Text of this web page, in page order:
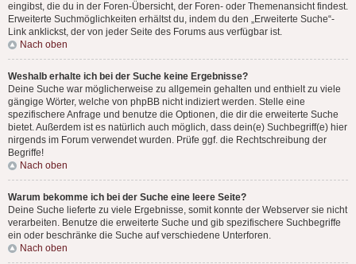
eingibst, die du in der Foren-Übersicht, der Foren- oder Themenansicht findest.
Erweiterte Suchmöglichkeiten erhältst du, indem du den „Erweiterte Suche“-
Link anklickst, der von jeder Seite des Forums aus verfügbar ist.
Nach oben
Weshalb erhalte ich bei der Suche keine Ergebnisse?
Deine Suche war möglicherweise zu allgemein gehalten und enthielt zu viele
gängige Wörter, welche von phpBB nicht indiziert werden. Stelle eine
spezifischere Anfrage und benutze die Optionen, die dir die erweiterte Suche
bietet. Außerdem ist es natürlich auch möglich, dass dein(e) Suchbegriff(e) hier
nirgends im Forum verwendet wurden. Prüfe ggf. die Rechtschreibung der
Begriffe!
Nach oben
Warum bekomme ich bei der Suche eine leere Seite?
Deine Suche lieferte zu viele Ergebnisse, somit konnte der Webserver sie nicht
verarbeiten. Benutze die erweiterte Suche und gib spezifischere Suchbegriffe
ein oder beschränke die Suche auf verschiedene Unterforen.
Nach oben